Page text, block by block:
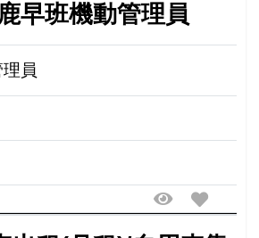
早班機動管理員
員